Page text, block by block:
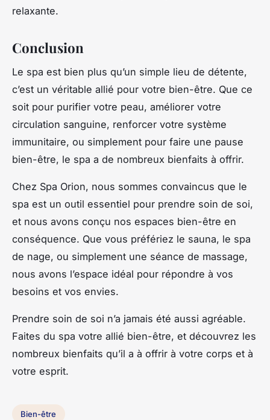
relaxante.
Conclusion
Le spa est bien plus qu’un simple lieu de détente,
c’est un véritable allié pour votre bien-être. Que ce
soit pour purifier votre peau, améliorer votre
circulation sanguine, renforcer votre système
immunitaire, ou simplement pour faire une pause
bien-être, le spa a de nombreux bienfaits à offrir.
Chez Spa Orion, nous sommes convaincus que le
spa est un outil essentiel pour prendre soin de soi,
et nous avons conçu nos espaces bien-être en
conséquence. Que vous préfériez le sauna, le spa
de nage, ou simplement une séance de massage,
nous avons l’espace idéal pour répondre à vos
besoins et vos envies.
Prendre soin de soi n’a jamais été aussi agréable.
Faites du spa votre allié bien-être, et découvrez les
nombreux bienfaits qu’il a à offrir à votre corps et à
votre esprit.
Bien-être